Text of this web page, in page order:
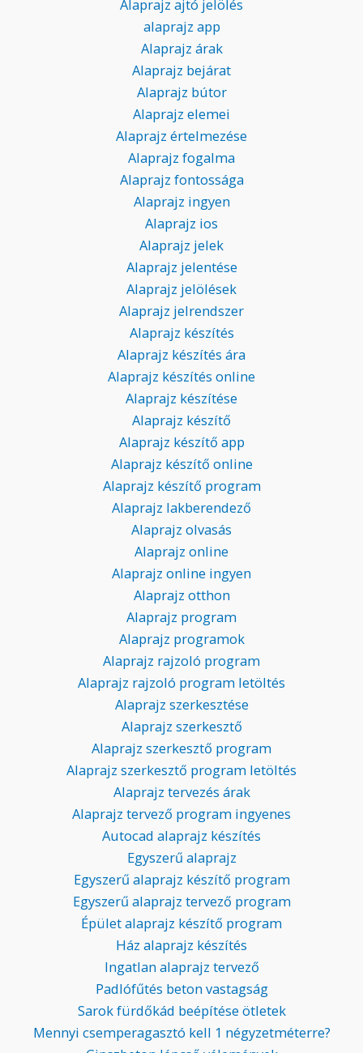
Alaprajz ajtó jelölés
alaprajz app
Alaprajz árak
Alaprajz bejárat
Alaprajz bútor
Alaprajz elemei
Alaprajz értelmezése
Alaprajz fogalma
Alaprajz fontossága
Alaprajz ingyen
Alaprajz ios
Alaprajz jelek
Alaprajz jelentése
Alaprajz jelölések
Alaprajz jelrendszer
Alaprajz készítés
Alaprajz készítés ára
Alaprajz készítés online
Alaprajz készítése
Alaprajz készítő
Alaprajz készítő app
Alaprajz készítő online
Alaprajz készítő program
Alaprajz lakberendező
Alaprajz olvasás
Alaprajz online
Alaprajz online ingyen
Alaprajz otthon
Alaprajz program
Alaprajz programok
Alaprajz rajzoló program
Alaprajz rajzoló program letöltés
Alaprajz szerkesztése
Alaprajz szerkesztő
Alaprajz szerkesztő program
Alaprajz szerkesztő program letöltés
Alaprajz tervezés árak
Alaprajz tervező program ingyenes
Autocad alaprajz készítés
Egyszerű alaprajz
Egyszerű alaprajz készítő program
Egyszerű alaprajz tervező program
Épület alaprajz készítő program
Ház alaprajz készítés
Ingatlan alaprajz tervező
Padlófűtés beton vastagság
Sarok fürdőkád beépítése ötletek
Mennyi csemperagasztó kell 1 négyzetméterre?